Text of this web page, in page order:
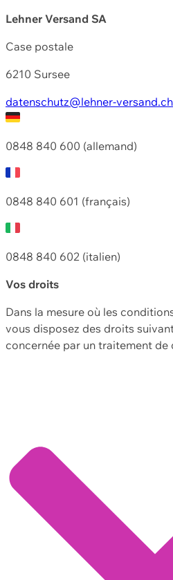
Lehner Versand SA
Case postale
6210 Sursee
datenschutz@lehner-versand.ch
0848 840 600 (allemand)
0848 840 601 (français)
0848 840 602 (italien)
Vos droits
Dans la mesure où les
vous disposez des droits
concernée par un traitement de